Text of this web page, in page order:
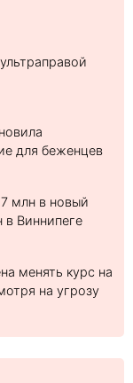
для беженцев
млн в новый
в Виннипеге
менять курс на
на угрозу